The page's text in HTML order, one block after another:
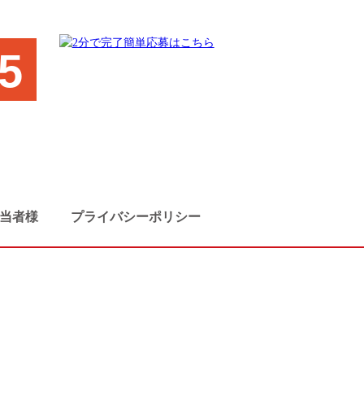
者様 プライバシーポリシー